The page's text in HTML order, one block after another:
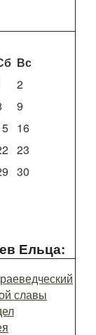
Вс
2
9
16
23
30
Ельца:
славы